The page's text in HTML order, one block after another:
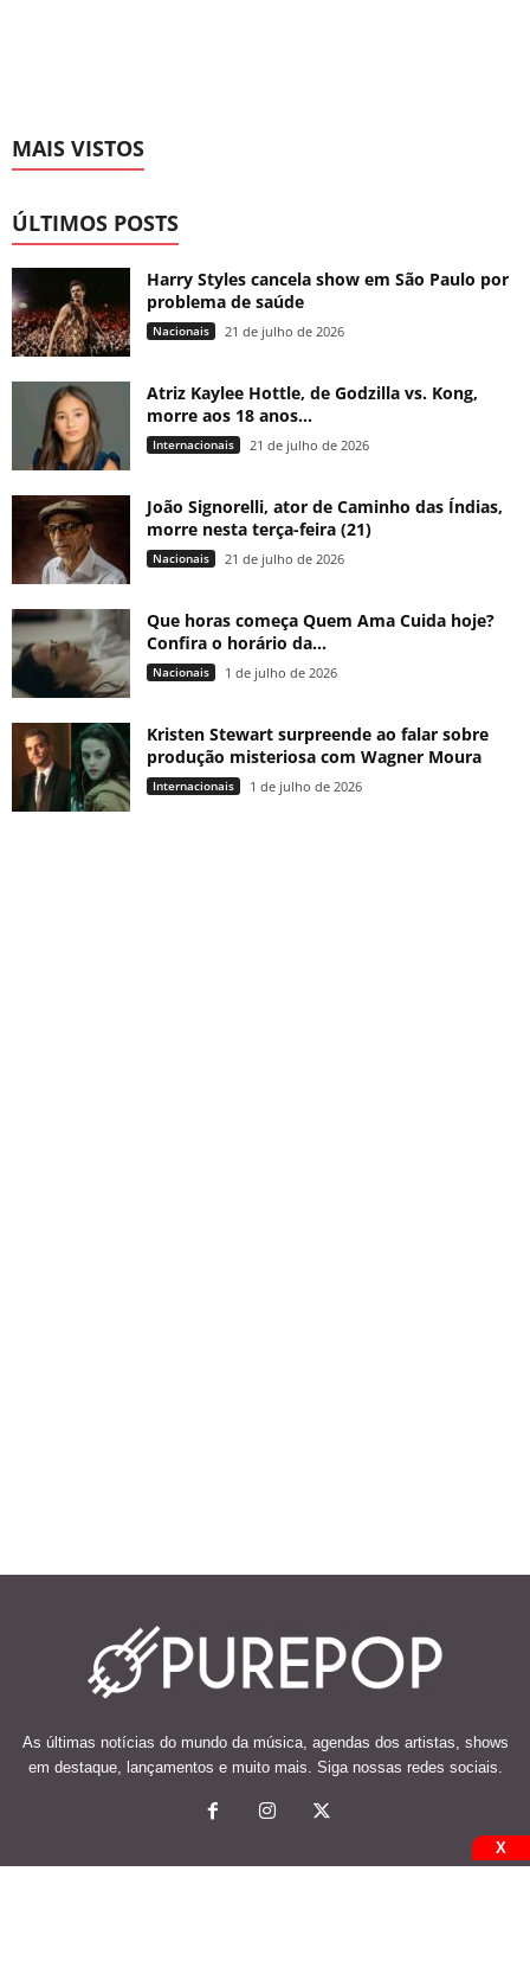
MAIS VISTOS
ÚLTIMOS POSTS
Harry Styles cancela show em São Paulo por
problema de saúde
Nacionais 21 de julho de 2026
Atriz Kaylee Hottle, de Godzilla vs. Kong,
morre aos 18 anos...
Internacionais 21 de julho de 2026
João Signorelli, ator de Caminho das Índias,
morre nesta terça-feira (21)
Nacionais 21 de julho de 2026
Que horas começa Quem Ama Cuida hoje?
Confira o horário da...
Nacionais 1 de julho de 2026
Kristen Stewart surpreende ao falar sobre
produção misteriosa com Wagner Moura
Internacionais 1 de julho de 2026
As últimas notícias do mundo da música, agendas dos artistas, shows
em destaque, lançamentos e muito mais. Siga nossas redes sociais.
X